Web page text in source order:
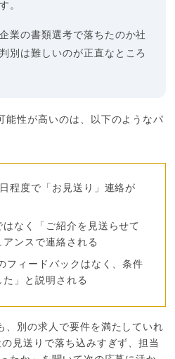
。
業の書類選考で落ちたのか社
別は難しいのが正直なところ
能性が高いのは、以下のようなパ
程度で「お見送り」連絡が
はなく「ご紹介を見送らせて
ンスで連絡される
フィードバックはなく、条件
」と説明される
、別の求人で要件を満たしていれ
見送りで落ち込みすぎず、担当